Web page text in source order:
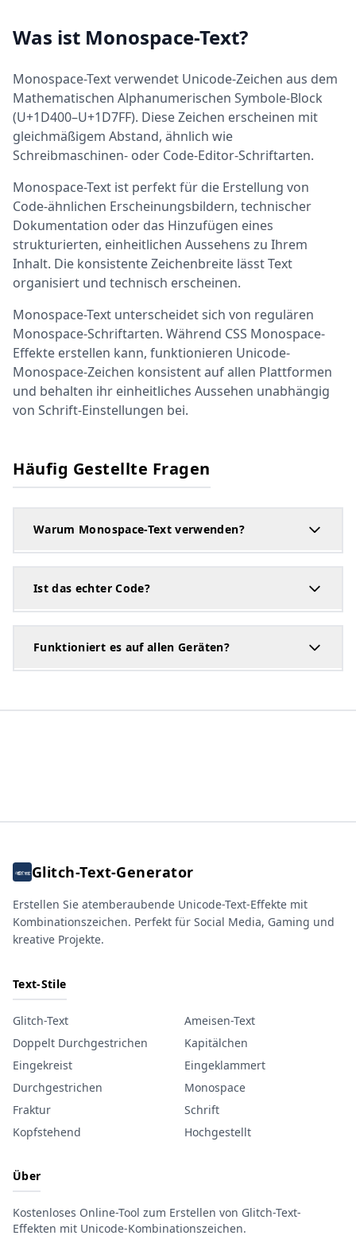
Was ist Monospace-Text?
Monospace-Text verwendet Unicode-Zeichen aus dem
Mathematischen Alphanumerischen Symbole-Block
(U+1D400–U+1D7FF). Diese Zeichen erscheinen mit
gleichmäßigem Abstand, ähnlich wie
Schreibmaschinen- oder Code-Editor-Schriftarten.
Monospace-Text ist perfekt für die Erstellung von
Code-ähnlichen Erscheinungsbildern, technischer
Dokumentation oder das Hinzufügen eines
strukturierten, einheitlichen Aussehens zu Ihrem
Inhalt. Die konsistente Zeichenbreite lässt Text
organisiert und technisch erscheinen.
Monospace-Text unterscheidet sich von regulären
Monospace-Schriftarten. Während CSS Monospace-
Effekte erstellen kann, funktionieren Unicode-
Monospace-Zeichen konsistent auf allen Plattformen
und behalten ihr einheitliches Aussehen unabhängig
von Schrift-Einstellungen bei.
Häufig Gestellte Fragen
Warum Monospace-Text verwenden?
Ist das echter Code?
Funktioniert es auf allen Geräten?
Glitch-Text-Generator
Erstellen Sie atemberaubende Unicode-Text-Effekte mit
Kombinationszeichen. Perfekt für Social Media, Gaming und
kreative Projekte.
Text-Stile
Glitch-Text
Ameisen-Text
Doppelt Durchgestrichen
Kapitälchen
Eingekreist
Eingeklammert
Durchgestrichen
Monospace
Fraktur
Schrift
Kopfstehend
Hochgestellt
Über
Kostenloses Online-Tool zum Erstellen von Glitch-Text-
Effekten mit Unicode-Kombinationszeichen.